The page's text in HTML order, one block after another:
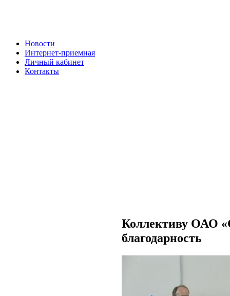
Новости
Интернет-приемная
Личный кабинет
Контакты
Коллективу ОАО
благодарность